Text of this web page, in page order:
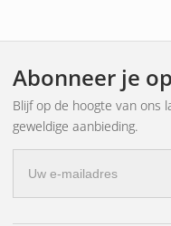
Abonneer je
Blijf op de hoogte van ons
geweldige aanbieding.
mailadres